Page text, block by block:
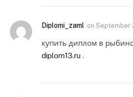
Diplomi_zaml on September
купить диплом в
diplom13.ru .